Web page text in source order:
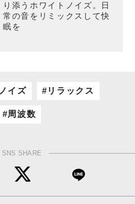
り添うホワイトノイズ。日
常の音をリミックスして快
眠を
ノイズ リラックス
周波数
SNS SHARE